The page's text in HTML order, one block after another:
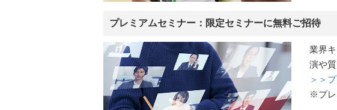
プレミアムセミナー：限定セミナーに無料ご招待
業界
演や
＞＞
※プレ